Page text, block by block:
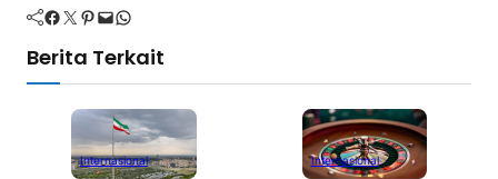
Facebook Twitter Pinterest Mail WhatsApp
Berita Terkait
Internasional Internasional